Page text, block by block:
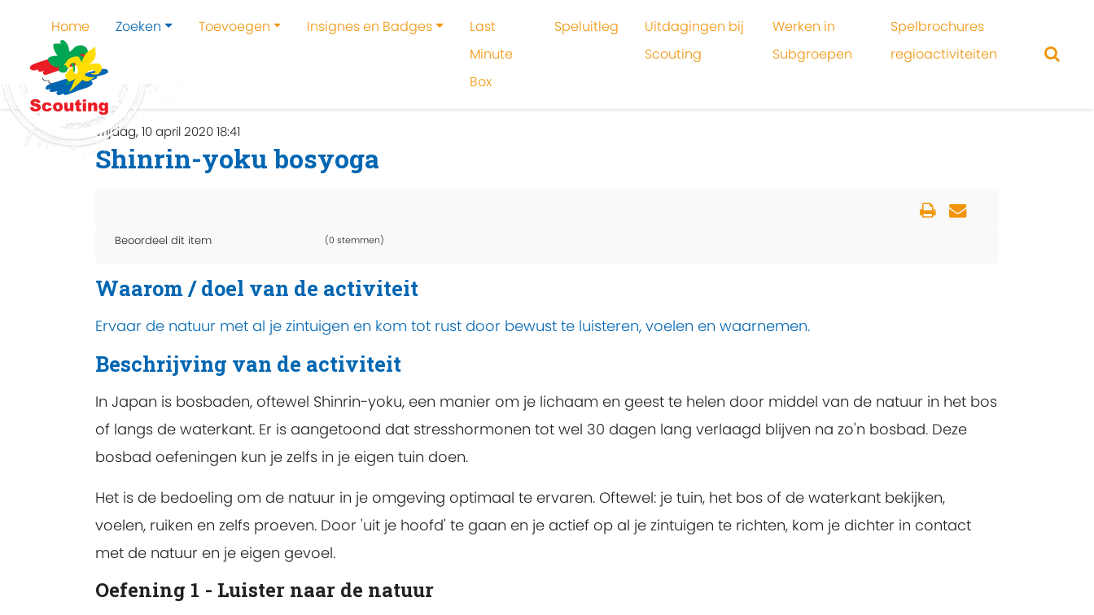
Home Zoeken Toevoegen Insignes en Badges
Last
Minute
Box
Speluitleg
Uitdagingen bij
Scouting
Werken in
Subgroepen
Spelbrochures
regioactiviteiten
Home Shinrin-yoku bosyoga
vrijdag, 10 april 2020 18:41
Shinrin-yoku bosyoga
Beoordeel dit item (0 stemmen)
Waarom / doel van de activiteit
Ervaar de natuur met al je zintuigen en kom tot rust door bewust te luisteren, voelen en waarnemen.
Beschrijving van de activiteit
In Japan is bosbaden, oftewel Shinrin-yoku, een manier om je lichaam en geest te helen door middel van de natuur in het bos
of langs de waterkant. Er is aangetoond dat stresshormonen tot wel 30 dagen lang verlaagd blijven na zo'n bosbad. Deze
bosbad oefeningen kun je zelfs in je eigen tuin doen.
Het is de bedoeling om de natuur in je omgeving optimaal te ervaren. Oftewel: je tuin, het bos of de waterkant bekijken,
voelen, ruiken en zelfs proeven. Door 'uit je hoofd' te gaan en je actief op al je zintuigen te richten, kom je dichter in contact
met de natuur en je eigen gevoel.
Oefening 1 - Luister naar de natuur